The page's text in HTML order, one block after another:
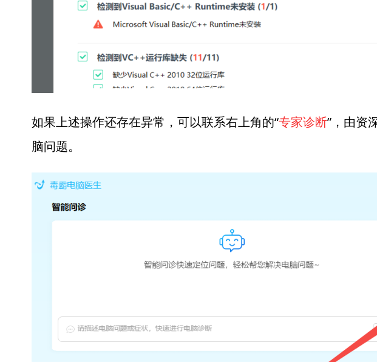
如果上述操作还存在异常，可以联系右上角的“专家诊断”，由资
脑问题。